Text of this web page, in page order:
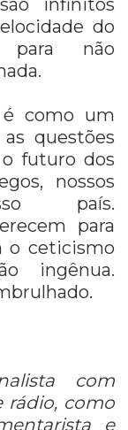
infinitos
do
para não
é como um
questões
futuro dos
nossos
país.
para
o ceticismo
ingênua.
com
rádio, como
e